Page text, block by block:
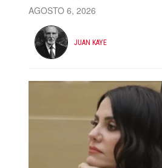
AGOSTO 6, 2026
JUAN KAYE